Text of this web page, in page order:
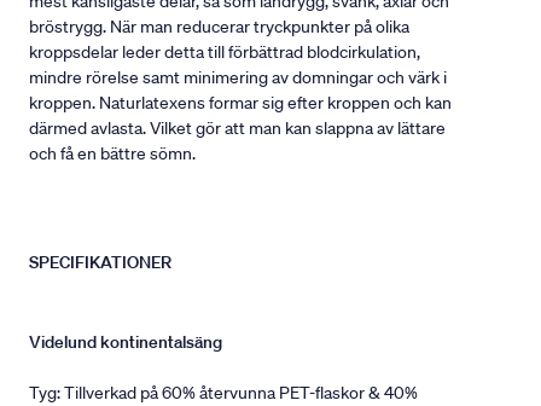
bröstrygg. När man reducerar tryckpunkter på olika
kroppsdelar leder detta till förbättrad blodcirkulation,
mindre rörelse samt minimering av domningar och värk i
kroppen. Naturlatexens formar sig efter kroppen och kan
därmed avlasta. Vilket gör att man kan slappna av lättare
och få en bättre sömn.
SPECIFIKATIONER
Videlund kontinentalsäng
Tyg: Tillverkad på 60% återvunna PET-flaskor & 40%